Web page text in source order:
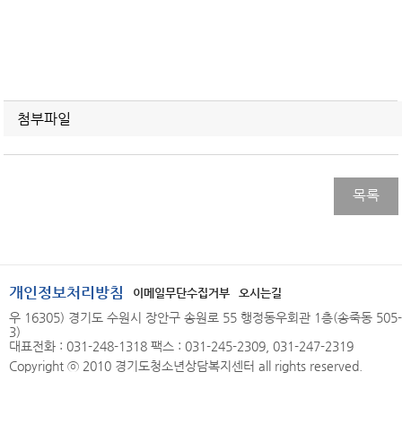
첨부파일
목록
개인정보처리방침 이메일무단수집거부 오시는길
우 16305) 경기도 수원시 장안구 송원로 55 행정동우회관 1층(송죽동 505-
3)
대표전화 : 031-248-1318 팩스 : 031-245-2309, 031-247-2319
Copyright ⓒ 2010 경기도청소년상담복지센터 all rights reserved.